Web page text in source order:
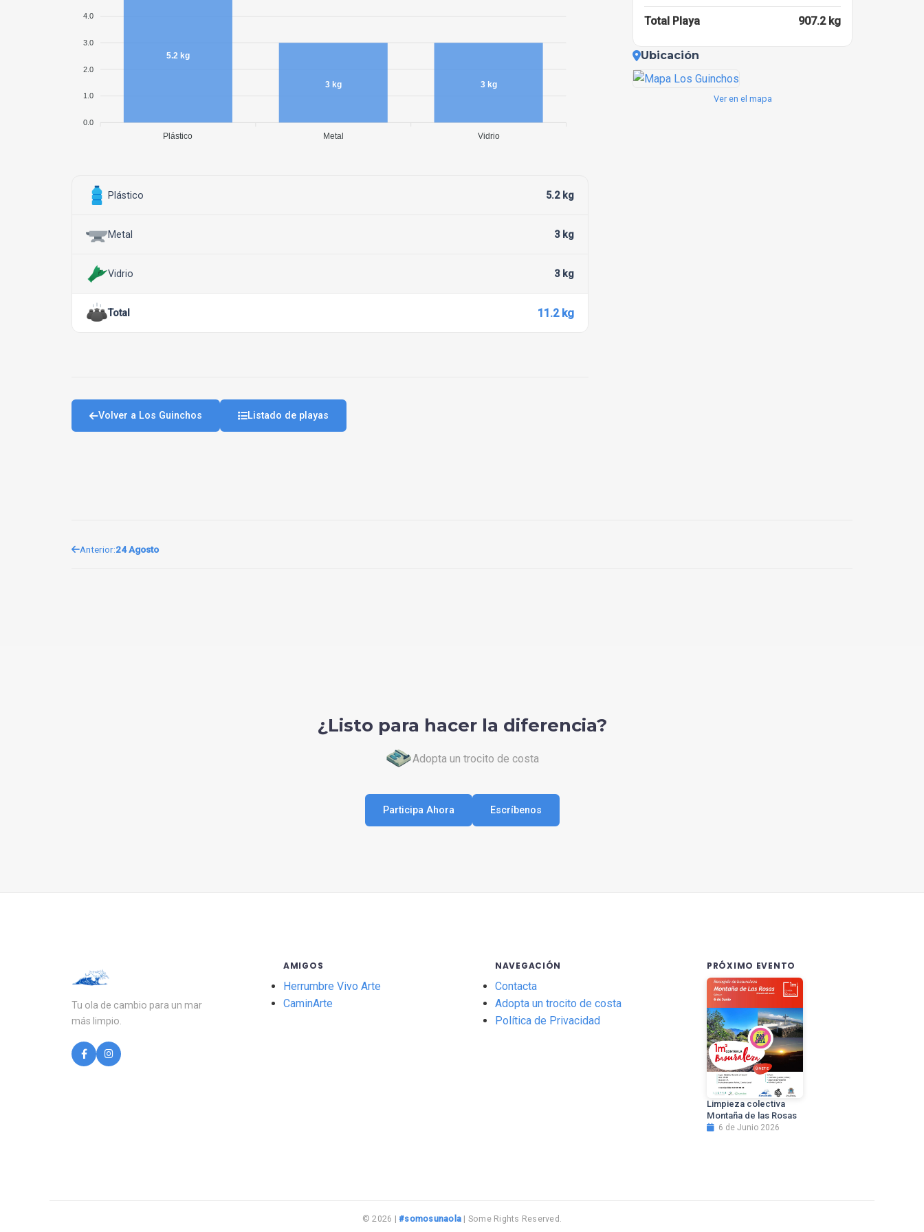
4.0
3.0
2.0
1.0
0.0
5.2 kg
3 kg 3 kg
Plástico Metal Vidrio
Plástico 5.2 kg
Metal 3 kg
Vidrio 3 kg
Total 11.2 kg
Volver a Los Guinchos Listado de playas
Total Playa 907.2 kg
Ubicación
Ver en el mapa
Anterior:24 Agosto
¿Listo para hacer la diferencia?
Adopta un trocito de costa
Participa Ahora Escríbenos
Tu ola de cambio para un mar
más limpio.
AMIGOS
Herrumbre Vivo Arte
CaminArte
NAVEGACIÓN
Contacta
Adopta un trocito de costa
Política de Privacidad
PRÓXIMO EVENTO
Limpieza colectiva
Montaña de las Rosas
6 de Junio 2026
© 2026 |#somosunaola | Some Rights Reserved.